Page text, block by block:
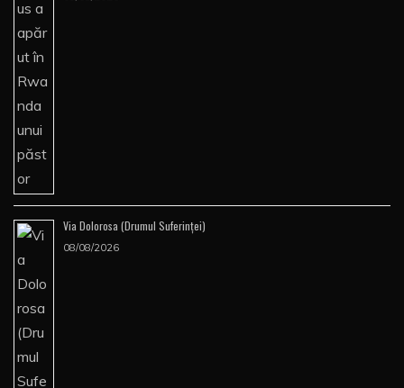
Via Dolorosa (Drumul Suferinţei)
08/08/2026